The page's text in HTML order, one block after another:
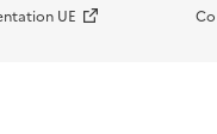
UE